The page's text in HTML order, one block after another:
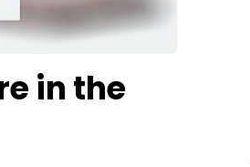
in the